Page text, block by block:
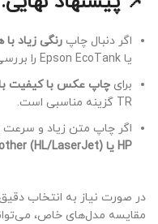
اگر دنبال چاپ رنگی زیاد
یا Epson EcoTank را بررسی کنید.
برای چاپ عکس با کیفیت
TR گزینه مناسبی است.
اگر چاپ متن زیاد و سرعت
HP یا Brother (HL/LaserJet)
در صورت نیاز به انتخاب
مقایسه مدل‌های خاص،